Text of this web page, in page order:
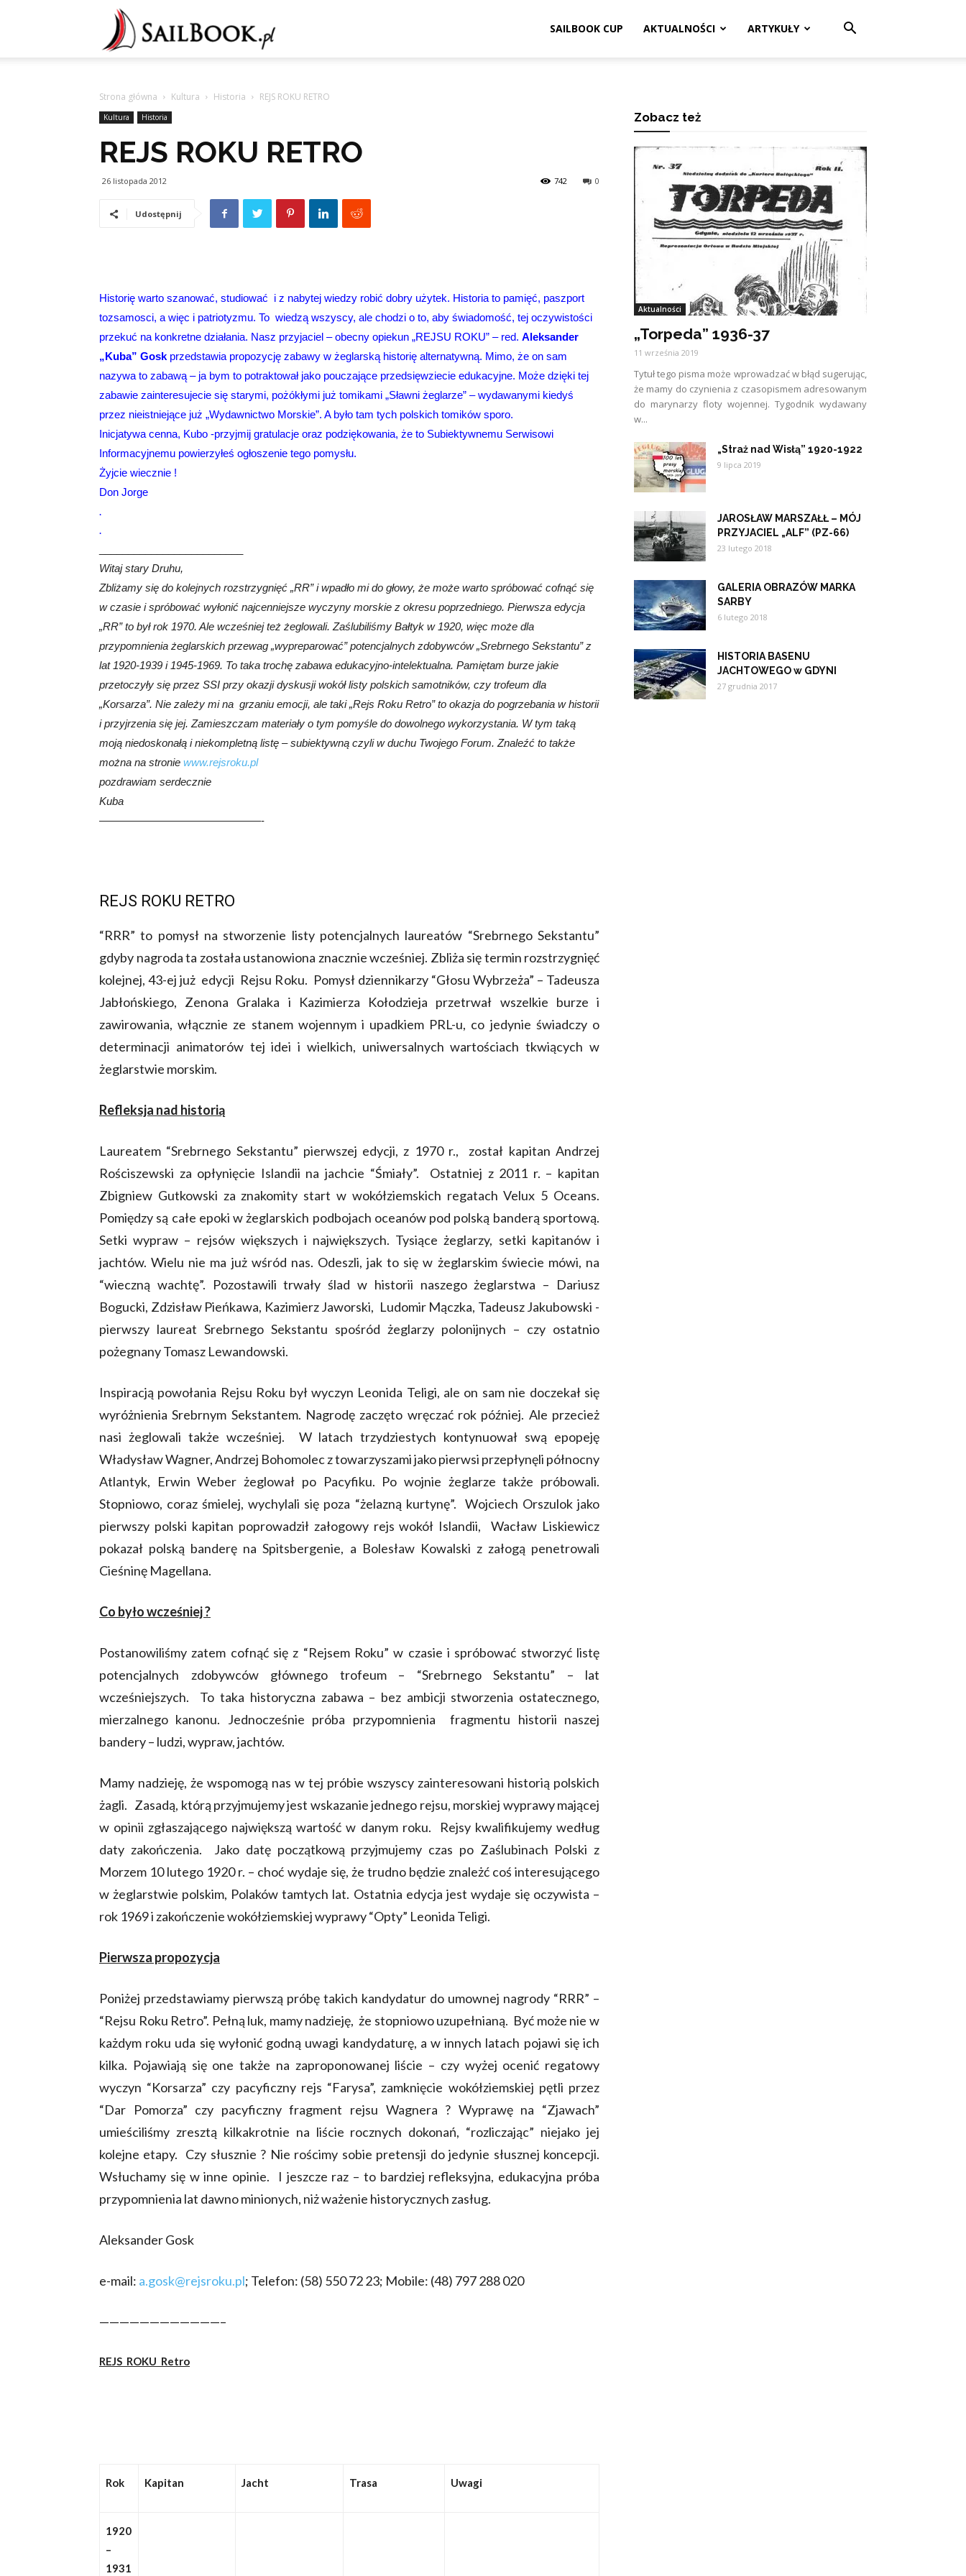
SAILBOOK CUP AKTUALNOŚCI ARTYKUŁY
Strona główna Kultura Historia REJS ROKU RETRO
Kultura Historia
REJS ROKU RETRO
26 listopada 2012 0
742
Udostępnij
Historię warto szanować, studiować i z nabytej wiedzy robić dobry użytek. Historia to pamięć, paszport
tozsamosci, a więc i patriotyzmu. To wiedzą wszyscy, ale chodzi o to, aby świadomość, tej oczywistości
przekuć na konkretne działania. Nasz przyjaciel – obecny opiekun „REJSU ROKU” – red. Aleksander
„Kuba” Gosk przedstawia propozycję zabawy w żeglarską historię alternatywną. Mimo, że on sam
nazywa to zabawą – ja bym to potraktował jako pouczające przedsięwziecie edukacyjne. Może dzięki tej
zabawie zainteresujecie się starymi, pożókłymi już tomikami „Sławni żeglarze” – wydawanymi kiedyś
przez nieistniejące już „Wydawnictwo Morskie”. A było tam tych polskich tomików sporo.
Inicjatywa cenna, Kubo -przyjmij gratulacje oraz podziękowania, że to Subiektywnemu Serwisowi
Informacyjnemu powierzyłeś ogłoszenie tego pomysłu.
Żyjcie wiecznie !
Don Jorge
.
.
Witaj stary Druhu,
Zbliżamy się do kolejnych rozstrzygnięć „RR” i wpadło mi do głowy, że może warto spróbować cofnąć się
w czasie i spróbować wyłonić najcenniejsze wyczyny morskie z okresu poprzedniego. Pierwsza edycja
„RR” to był rok 1970. Ale wcześniej też żeglowali. Zaślubiliśmy Bałtyk w 1920, więc może dla
przypomnienia żeglarskich przewag „wypreparować” potencjalnych zdobywców „Srebrnego Sekstantu” z
lat 1920-1939 i 1945-1969. To taka trochę zabawa edukacyjno-intelektualna. Pamiętam burze jakie
przetoczyły się przez SSI przy okazji dyskusji wokół listy polskich samotników, czy trofeum dla
„Korsarza”. Nie zależy mi na grzaniu emocji, ale taki „Rejs Roku Retro” to okazja do pogrzebania w historii
i przyjrzenia się jej. Zamieszczam materiały o tym pomyśle do dowolnego wykorzystania. W tym taką
moją niedoskonałą i niekompletną listę – subiektywną czyli w duchu Twojego Forum. Znaleźć to także
można na stronie www.rejsroku.pl
pozdrawiam serdecznie
Kuba
———————————————-
REJS ROKU RETRO
“RRR” to pomysł na stworzenie listy potencjalnych laureatów “Srebrnego Sekstantu”
gdyby nagroda ta została ustanowiona znacznie wcześniej. Zbliża się termin rozstrzygnięć
kolejnej, 43-ej już edycji Rejsu Roku. Pomysł dziennikarzy “Głosu Wybrzeża” – Tadeusza
Jabłońskiego, Zenona Gralaka i Kazimierza Kołodzieja przetrwał wszelkie burze i
zawirowania, włącznie ze stanem wojennym i upadkiem PRL-u, co jedynie świadczy o
determinacji animatorów tej idei i wielkich, uniwersalnych wartościach tkwiących w
żeglarstwie morskim.
Refleksja nad historią
Laureatem “Srebrnego Sekstantu” pierwszej edycji, z 1970 r., został kapitan Andrzej
Rościszewski za opłynięcie Islandii na jachcie “Śmiały”. Ostatniej z 2011 r. – kapitan
Zbigniew Gutkowski za znakomity start w wokółziemskich regatach Velux 5 Oceans.
Pomiędzy są całe epoki w żeglarskich podbojach oceanów pod polską banderą sportową.
Setki wypraw – rejsów większych i największych. Tysiące żeglarzy, setki kapitanów i
jachtów. Wielu nie ma już wśród nas. Odeszli, jak to się w żeglarskim świecie mówi, na
“wieczną wachtę”. Pozostawili trwały ślad w historii naszego żeglarstwa – Dariusz
Bogucki, Zdzisław Pieńkawa, Kazimierz Jaworski, Ludomir Mączka, Tadeusz Jakubowski -
pierwszy laureat Srebrnego Sekstantu spośród żeglarzy polonijnych – czy ostatnio
pożegnany Tomasz Lewandowski.
Inspiracją powołania Rejsu Roku był wyczyn Leonida Teligi, ale on sam nie doczekał się
wyróżnienia Srebrnym Sekstantem. Nagrodę zaczęto wręczać rok później. Ale przecież
nasi żeglowali także wcześniej. W latach trzydziestych kontynuował swą epopeję
Władysław Wagner, Andrzej Bohomolec z towarzyszami jako pierwsi przepłynęli północny
Atlantyk, Erwin Weber żeglował po Pacyfiku. Po wojnie żeglarze także próbowali.
Stopniowo, coraz śmielej, wychylali się poza “żelazną kurtynę”. Wojciech Orszulok jako
pierwszy polski kapitan poprowadził załogowy rejs wokół Islandii, Wacław Liskiewicz
pokazał polską banderę na Spitsbergenie, a Bolesław Kowalski z załogą penetrowali
Cieśninę Magellana.
Co było wcześniej ?
Postanowiliśmy zatem cofnąć się z “Rejsem Roku” w czasie i spróbować stworzyć listę
potencjalnych zdobywców głównego trofeum – “Srebrnego Sekstantu” – lat
wcześniejszych. To taka historyczna zabawa – bez ambicji stworzenia ostatecznego,
mierzalnego kanonu. Jednocześnie próba przypomnienia fragmentu historii naszej
bandery – ludzi, wypraw, jachtów.
Mamy nadzieję, że wspomogą nas w tej próbie wszyscy zainteresowani historią polskich
żagli. Zasadą, którą przyjmujemy jest wskazanie jednego rejsu, morskiej wyprawy mającej
w opinii zgłaszającego największą wartość w danym roku. Rejsy kwalifikujemy według
daty zakończenia. Jako datę początkową przyjmujemy czas po Zaślubinach Polski z
Morzem 10 lutego 1920 r. – choć wydaje się, że trudno będzie znależć coś interesującego
w żeglarstwie polskim, Polaków tamtych lat. Ostatnia edycja jest wydaje się oczywista –
rok 1969 i zakończenie wokółziemskiej wyprawy “Opty” Leonida Teligi.
Pierwsza propozycja
Poniżej przedstawiamy pierwszą próbę takich kandydatur do umownej nagrody “RRR” –
“Rejsu Roku Retro”. Pełną luk, mamy nadzieję, że stopniowo uzupełnianą. Być może nie w
każdym roku uda się wyłonić godną uwagi kandydaturę, a w innych latach pojawi się ich
kilka. Pojawiają się one także na zaproponowanej liście – czy wyżej ocenić regatowy
wyczyn “Korsarza” czy pacyficzny rejs “Farysa”, zamknięcie wokółziemskiej pętli przez
“Dar Pomorza” czy pacyficzny fragment rejsu Wagnera ? Wyprawę na “Zjawach”
umieściliśmy zresztą kilkakrotnie na liście rocznych dokonań, “rozliczając” niejako jej
kolejne etapy. Czy słusznie ? Nie rościmy sobie pretensji do jedynie słusznej koncepcji.
Wsłuchamy się w inne opinie. I jeszcze raz – to bardziej refleksyjna, edukacyjna próba
przypomnienia lat dawno minionych, niż ważenie historycznych zasług.
Aleksander Gosk
e-mail: a.gosk@rejsroku.pl; Telefon: (58) 550 72 23; Mobile: (48) 797 288 020
————————————–
REJS ROKU Retro
Rok Kapitan Jacht Trasa Uwagi
1920
–
1931
Zobacz też
Aktualności
„Torpeda” 1936-37
11 września 2019
Tytuł tego pisma może wprowadzać w błąd sugerując,
że mamy do czynienia z czasopismem adresowanym
do marynarzy floty wojennej. Tygodnik wydawany
w...
„Straż nad Wisłą” 1920-1922
9 lipca 2019
JAROSŁAW MARSZAŁŁ – MÓJ
PRZYJACIEL „ALF” (PZ-66)
23 lutego 2018
GALERIA OBRAZÓW MARKA
SARBY
6 lutego 2018
HISTORIA BASENU
JACHTOWEGO w GDYNI
27 grudnia 2017